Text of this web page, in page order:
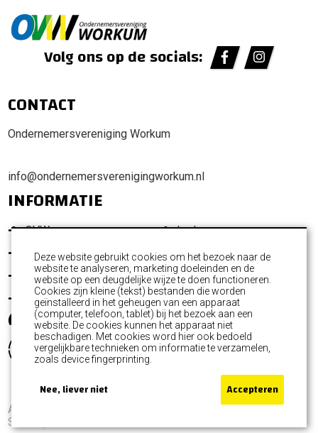
Volg ons op de socials:
CONTACT
Ondernemersvereniging Workum
info@ondernemersverenigingworkum.nl
INFORMATIE
OVW
Promotie Workum
Activiteiten
Nieuws
Leden
Ondernemersfonds
Commissies
Contact
Algemene voorwaarden
Sitemap
Deze website gebruikt cookies om het bezoek naar de
website te analyseren, marketing doeleinden en de
website op een deugdelijke wijze te doen functioneren.
Cookies zijn kleine (tekst) bestanden die worden
geïnstalleerd in het geheugen van een apparaat
(computer, telefoon, tablet) bij het bezoek aan een
website. De cookies kunnen het apparaat niet
beschadigen. Met cookies word hier ook bedoeld
vergelijkbare technieken om informatie te verzamelen,
zoals device fingerprinting.
Nee, liever niet Accepteren